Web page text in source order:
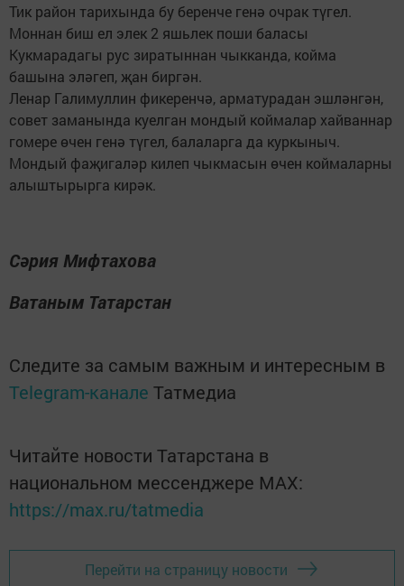
Тик район тарихында бу беренче генә очрак түгел.
Моннан биш ел элек 2 яшьлек поши баласы
Кукмарадагы рус зиратыннан чыкканда, койма
башына эләгеп, җан биргән.
Ленар Галимуллин фикеренчә, арматурадан эшләнгән,
совет заманында куелган мондый коймалар хайваннар
гомере өчен генә түгел, балаларга да куркыныч.
Мондый фаҗигаләр килеп чыкмасын өчен коймаларны
алыштырырга кирәк.
Сәрия Мифтахова
Ватаным Татарстан
Следите за самым важным и интересным в
Telegram-канале Татмедиа
Читайте новости Татарстана в
национальном мессенджере MАХ:
https://max.ru/tatmedia
Перейти на страницу новости